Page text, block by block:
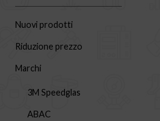
Nuovi prodotti
Riduzione prezzo
Marchi
3M Speedglas
ABAC